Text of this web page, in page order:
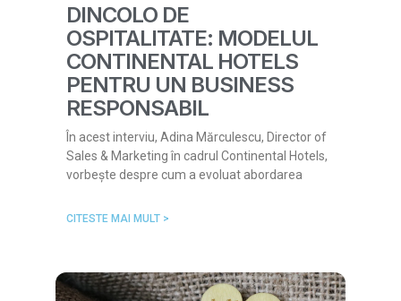
DINCOLO DE
OSPITALITATE: MODELUL
CONTINENTAL HOTELS
PENTRU UN BUSINESS
RESPONSABIL
În acest interviu, Adina Mărculescu, Director of
Sales & Marketing în cadrul Continental Hotels,
vorbește despre cum a evoluat abordarea
CITESTE MAI MULT >